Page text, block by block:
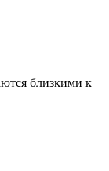
близкими к